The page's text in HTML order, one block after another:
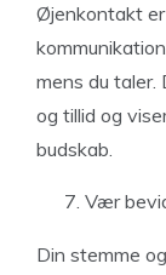
Øjenkontakt
mens du
og tillid og
budskab.
Vær
Din stemme